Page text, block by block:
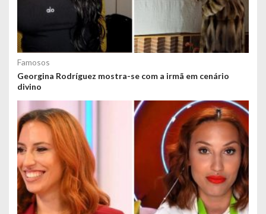
Famosos
Georgina Rodríguez mostra-se com a irmã em cenário
divino